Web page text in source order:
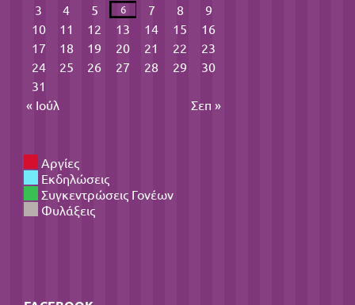
3
4 5 6 7 8
9
10
11 12 13 14 15
16
17
18 19 20 21 22
23
24
25 26 27 28 29
30
31
« Ιούλ
Σεπ »
Αργίες
Εκδηλώσεις
Συγκεντρώσεις Γονέων
Φυλάξεις